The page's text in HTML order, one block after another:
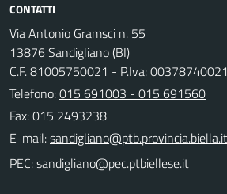
CONTATTI
Via Antonio Gramsci n. 55
13876 Sandigliano (BI)
C.F. 81005750021 - P.Iva: 00378740021
Telefono:015 691003 - 015 691560
Fax: 015 2493238
E-mail:
PEC: